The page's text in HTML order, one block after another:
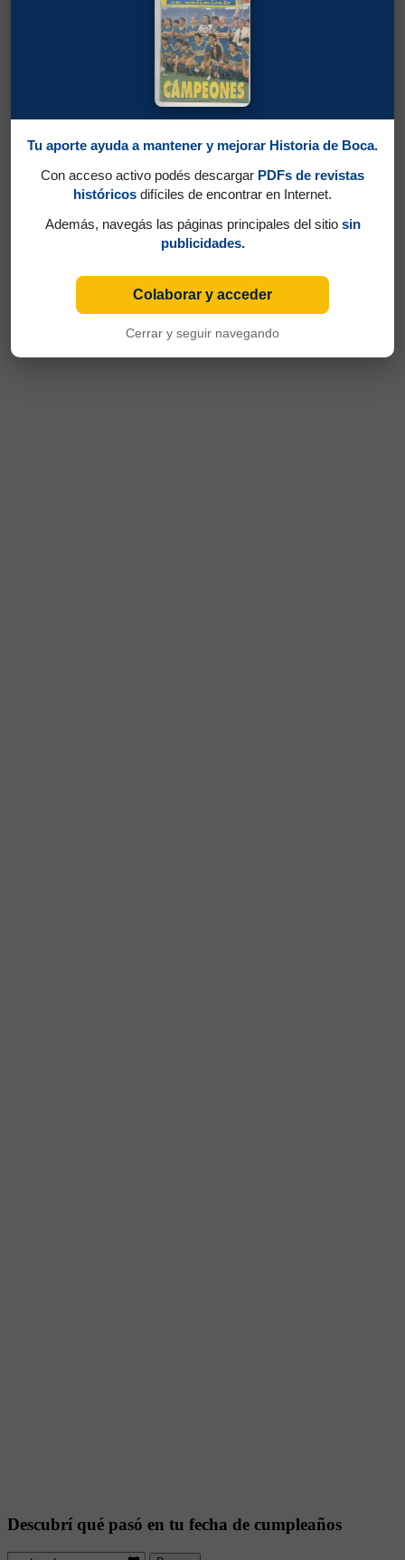
Descubrí qué pasó en tu fecha de cumpleaños
Tu aporte ayuda a mantener y mejorar Historia de Boca.
Con acceso activo podés descargar PDFs de revistas
históricos difíciles de encontrar en Internet.
Además, navegás las páginas principales del sitio sin
publicidades.
Colaborar y acceder
Cerrar y seguir navegando